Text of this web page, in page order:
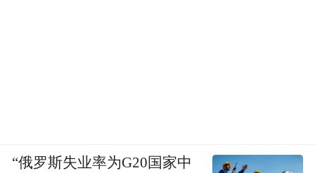
“俄罗斯失业率为G20国家中